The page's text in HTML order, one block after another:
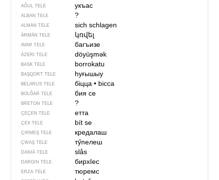
AĞUL TELE укъас
ALBAN TELE ?
ALMAN TELE sich schlagen
ÄRMÄN TELE կռվել
AVAR TELE багъизе
ÄZERI TELE döyüşmək
BASK TELE borrokatu
BAŞQORT TELE һуғышыу
BELARUS TELE біцца• bicca
BOLĞAR TELE бия се
BRETON TELE ?
ÇEÇEN TELE етта
ÇEX TELE bít se
ÇIRMEŞ TELE кредалаш
ÇWAŞ TELE тӳпелеш
DANIÄ TELE slås
DARGIN TELE бирхIес
ERZA TELE тюремс